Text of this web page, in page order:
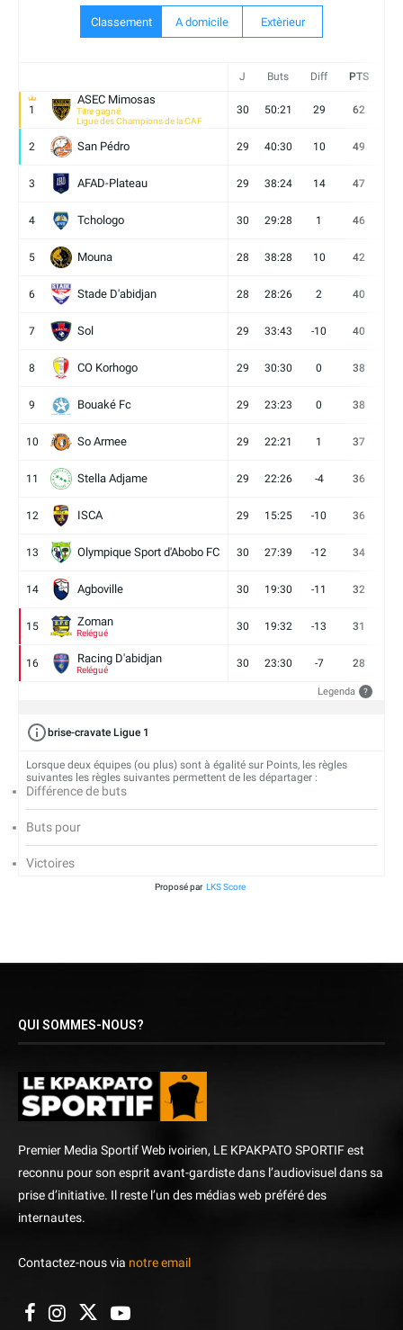
Classement A domicile Extèrieur
J Buts Diff PTS
1
ASEC Mimosas
Titre gagné
Ligue des Champions de la CAF
30 50:21 29 62
2 San Pédro 29 40:30 10 49
3 AFAD-Plateau 29 38:24 14 47
4 Tchologo 30 29:28 1 46
5 Mouna 28 38:28 10 42
6 Stade D'abidjan 28 28:26 2 40
7 Sol 29 33:43 -10 40
8 CO Korhogo 29 30:30 0 38
9 Bouaké Fc 29 23:23 0 38
10 So Armee 29 22:21 1 37
11 Stella Adjame 29 22:26 -4 36
12 ISCA 29 15:25 -10 36
13 Olympique Sport d'Abobo FC 30 27:39 -12 34
14 Agboville 30 19:30 -11 32
15 Zoman
Relégué
30 19:32 -13 31
16 Racing D'abidjan
Relégué
30 23:30 -7 28
Legenda ?
brise-cravate Ligue 1
Lorsque deux équipes (ou plus) sont à égalité sur Points, les règles
suivantes les règles suivantes permettent de les départager :
Différence de buts
Buts pour
Victoires
Proposé par LKS Score
QUI SOMMES-NOUS?
Premier Media Sportif Web ivoirien, LE KPAKPATO SPORTIF est
reconnu pour son esprit avant-gardiste dans l’audiovisuel dans sa
prise d’initiative. Il reste l’un des médias web préféré des
internautes.
Contactez-nous via notre email